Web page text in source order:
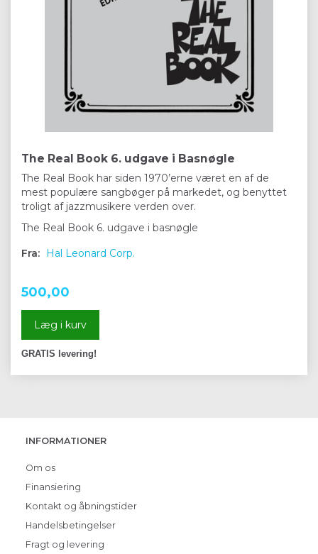
The Real Book 6. udgave i Basnøgle
The Real Book har siden 1970’erne været en af de
mest populære sangbøger på markedet, og benyttet
troligt af jazzmusikere verden over.
The Real Book 6. udgave i basnøgle
Fra: Hal Leonard Corp.
500,00
Læg i kurv
GRATIS levering!
INFORMATIONER
Om os
Finansiering
Kontakt og åbningstider
Handelsbetingelser
Fragt og levering